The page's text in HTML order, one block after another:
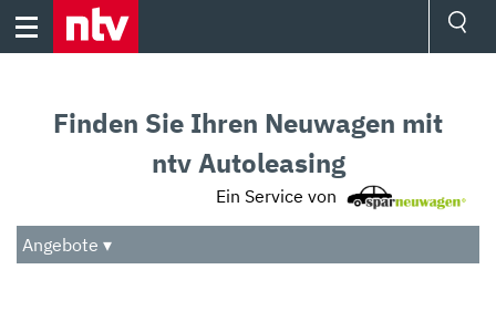
Skip
Audio
Das Beste
Finden Sie Ihren Neuwagen mit
ntv Autoleasing
Ein Service von
Angebote ▾